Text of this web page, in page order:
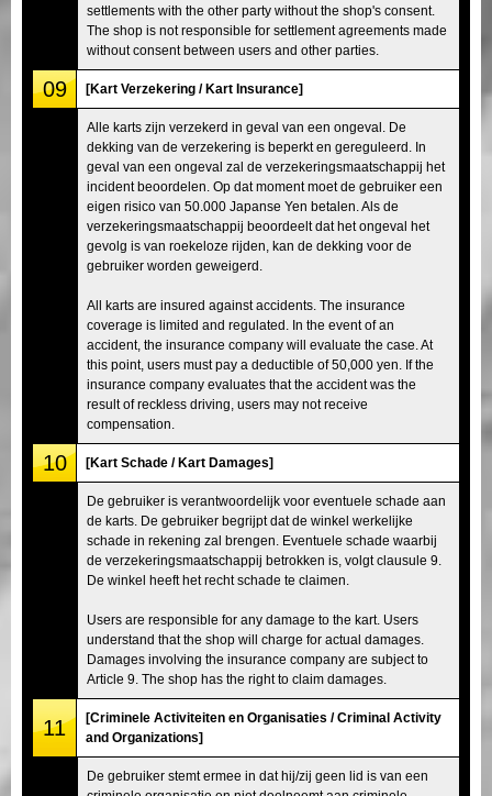
settlements with the other party without the shop's consent.
The shop is not responsible for settlement agreements made
without consent between users and other parties.
09 [Kart Verzekering / Kart Insurance]
Alle karts zijn verzekerd in geval van een ongeval. De
dekking van de verzekering is beperkt en gereguleerd. In
geval van een ongeval zal de verzekeringsmaatschappij het
incident beoordelen. Op dat moment moet de gebruiker een
eigen risico van 50.000 Japanse Yen betalen. Als de
verzekeringsmaatschappij beoordeelt dat het ongeval het
gevolg is van roekeloze rijden, kan de dekking voor de
gebruiker worden geweigerd.
All karts are insured against accidents. The insurance
coverage is limited and regulated. In the event of an
accident, the insurance company will evaluate the case. At
this point, users must pay a deductible of 50,000 yen. If the
insurance company evaluates that the accident was the
result of reckless driving, users may not receive
compensation.
10 [Kart Schade / Kart Damages]
De gebruiker is verantwoordelijk voor eventuele schade aan
de karts. De gebruiker begrijpt dat de winkel werkelijke
schade in rekening zal brengen. Eventuele schade waarbij
de verzekeringsmaatschappij betrokken is, volgt clausule 9.
De winkel heeft het recht schade te claimen.
Users are responsible for any damage to the kart. Users
understand that the shop will charge for actual damages.
Damages involving the insurance company are subject to
Article 9. The shop has the right to claim damages.
11
[Criminele Activiteiten en Organisaties / Criminal Activity
and Organizations]
De gebruiker stemt ermee in dat hij/zij geen lid is van een